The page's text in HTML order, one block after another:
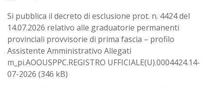
Si pubblica il decreto di esclusione prot. n. 4424 del
14.07.2026 relativo alle graduatorie permanenti
provinciali provvisorie di prima fascia – profilo
Assistente Amministrativo Allegati
m_pi.AOOUSPPC.REGISTRO UFFICIALE(U).0004424.14-
07-2026 (346 kB)